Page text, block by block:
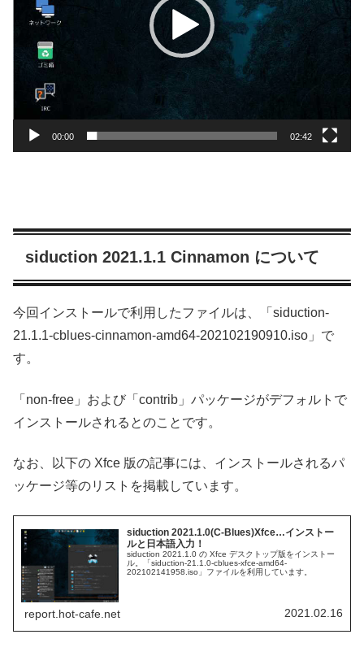
00:00 02:42
siduction 2021.1.1 Cinnamon について
今回インストールで利用したファイルは、「siduction-
21.1.1-cblues-cinnamon-amd64-202102190910.iso」で
す。
「non-free」および「contrib」パッケージがデフォルトで
インストールされるとのことです。
なお、以下の Xfce 版の記事には、インストールされるパ
ッケージ等のリストを掲載しています。
siduction 2021.1.0(C-Blues)Xfce…インストー
ルと日本語入力！
siduction 2021.1.0 の Xfce デスクトップ版をインストー
ル。「siduction-21.1.0-cblues-xfce-amd64-
202102141958.iso」ファイルを利用しています。
report.hot-cafe.net 2021.02.16